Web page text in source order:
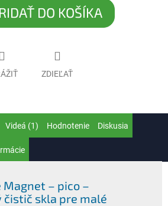
DO KOŠÍKA
ZDIEĽAŤ
Videá (1) Hodnotenie Diskusia
Magnet – pico –
čistič skla pre malé